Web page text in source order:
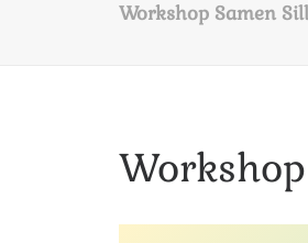
Workshop Samen